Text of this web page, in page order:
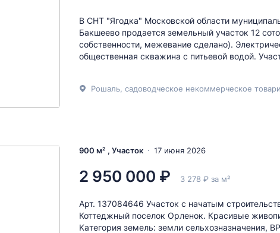
В СНТ "Ягодка" Московской области
Бакшеево продается земельный участок 12
собственности, межевание сделано).
общественная скважина с питьевой водой.
900 м² , Участок 17 июня 2026
2 950 000 ₽ 3 278 ₽ за м²
Арт. 137084646 Участок с начатым
Коттеджный поселок Орленок. Красивые
Kaтeгopия земель: земли сельxозназначения,